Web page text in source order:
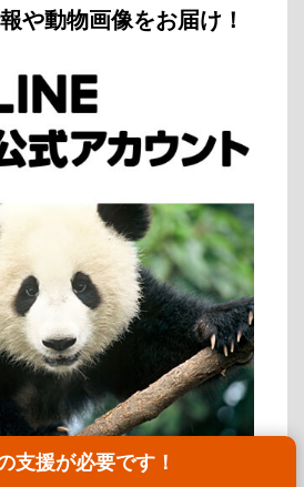
支援が必要です！
や動物画像をお届け！